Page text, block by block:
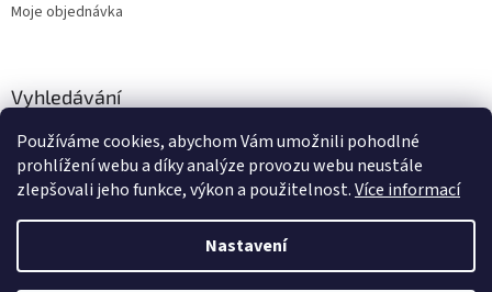
Používáme cookies, abychom Vám umožnili pohodlné
prohlížení webu a díky analýze provozu webu neustále
zlepšovali jeho funkce, výkon a použitelnost.Více informací
Nastavení
Moje objednávka
Vyhledávání
HLEDAT
Vytvořil Shoptet